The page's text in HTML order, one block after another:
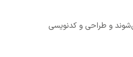
و طراحی و کدنویسی